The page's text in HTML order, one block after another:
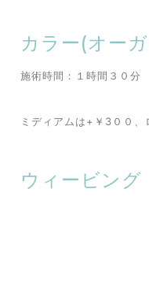
カラー(オー
施術時間：１時間３０分
ミディアムは+￥3００、
ウィービング